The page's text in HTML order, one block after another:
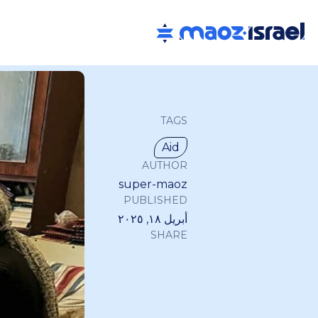
TAGS
Aid
AUTHOR
super-maoz
PUBLISHED
أبريل ١٨, ٢٠٢٥
SHARE